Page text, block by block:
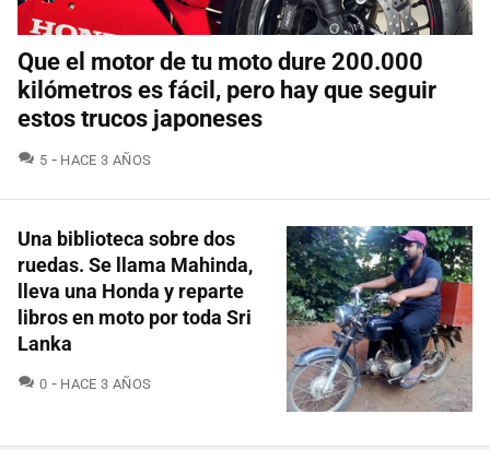
Que el motor de tu moto dure 200.000
kilómetros es fácil, pero hay que seguir
estos trucos japoneses
5 COMENTARIOS
HACE 3 AÑOS
Una biblioteca sobre dos
ruedas. Se llama Mahinda,
lleva una Honda y reparte
libros en moto por toda Sri
Lanka
0 COMENTARIOS
HACE 3 AÑOS